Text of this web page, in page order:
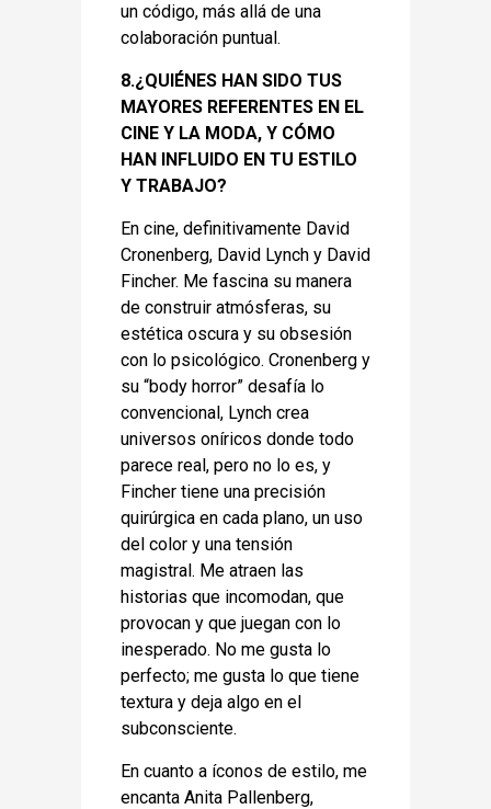
un código, más allá de una
colaboración puntual.
8.¿QUIÉNES HAN SIDO TUS
MAYORES REFERENTES EN EL
CINE Y LA MODA, Y CÓMO
HAN INFLUIDO EN TU ESTILO
Y TRABAJO?
En cine, definitivamente David
Cronenberg, David Lynch y David
Fincher. Me fascina su manera
de construir atmósferas, su
estética oscura y su obsesión
con lo psicológico. Cronenberg y
su “body horror” desafía lo
convencional, Lynch crea
universos oníricos donde todo
parece real, pero no lo es, y
Fincher tiene una precisión
quirúrgica en cada plano, un uso
del color y una tensión
magistral. Me atraen las
historias que incomodan, que
provocan y que juegan con lo
inesperado. No me gusta lo
perfecto; me gusta lo que tiene
textura y deja algo en el
subconsciente.
En cuanto a íconos de estilo, me
encanta Anita Pallenberg,